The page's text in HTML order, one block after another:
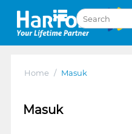
Home / Masuk
Masuk